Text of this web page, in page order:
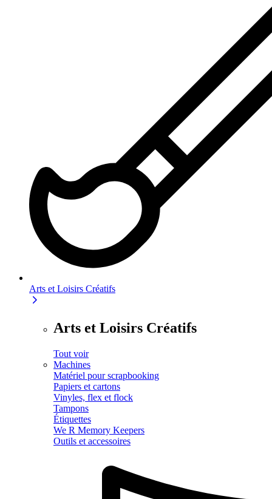
Arts et Loisirs Créatifs
Arts et Loisirs Créatifs
Tout voir
Machines
Matériel pour scrapbooking
Papiers et cartons
Vinyles, flex et flock
Tampons
Étiquettes
We R Memory Keepers
Outils et accessoires